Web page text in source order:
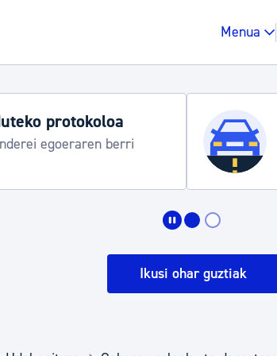
Menua
protokoloa
egoeraren berri
Ikusi ohar guztiak